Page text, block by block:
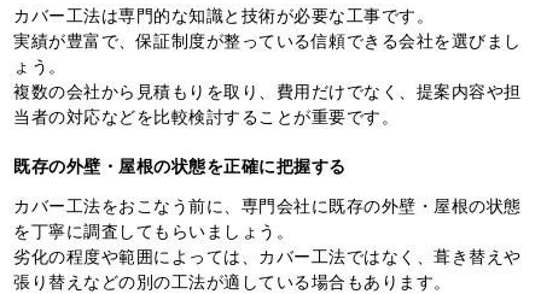
カバー工法は専門的な知識と技術が必要な工事です。
実績が豊富で、保証制度が整っている信頼できる会社を選びまし
ょう。
複数の会社から見積もりを取り、費用だけでなく、提案内容や担
当者の対応などを比較検討することが重要です。
既存の外壁・屋根の状態を正確に把握する
カバー工法をおこなう前に、専門会社に既存の外壁・屋根の状態
を丁寧に調査してもらいましょう。
劣化の程度や範囲によっては、カバー工法ではなく、葺き替えや
張り替えなどの別の工法が適している場合もあります。